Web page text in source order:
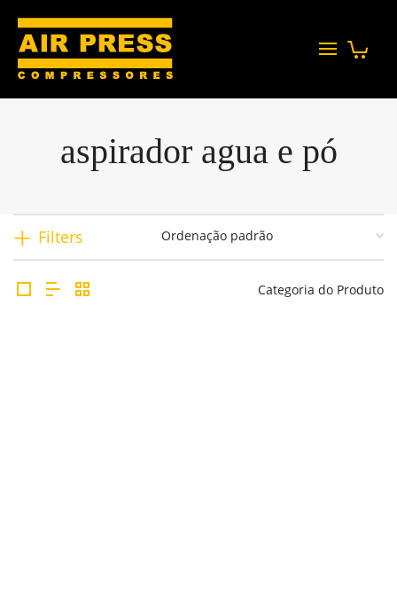
aspirador agua e pó
Filters
Categoria do Produto